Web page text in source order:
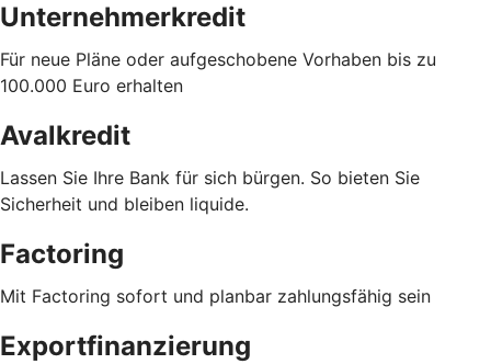
Unternehmerkredit
Für neue Pläne oder aufgeschobene Vorhaben bis zu
100.000 Euro erhalten
Avalkredit
Lassen Sie Ihre Bank für sich bürgen. So bieten Sie
Sicherheit und bleiben liquide.
Factoring
Mit Factoring sofort und planbar zahlungsfähig sein
Exportfinanzierung